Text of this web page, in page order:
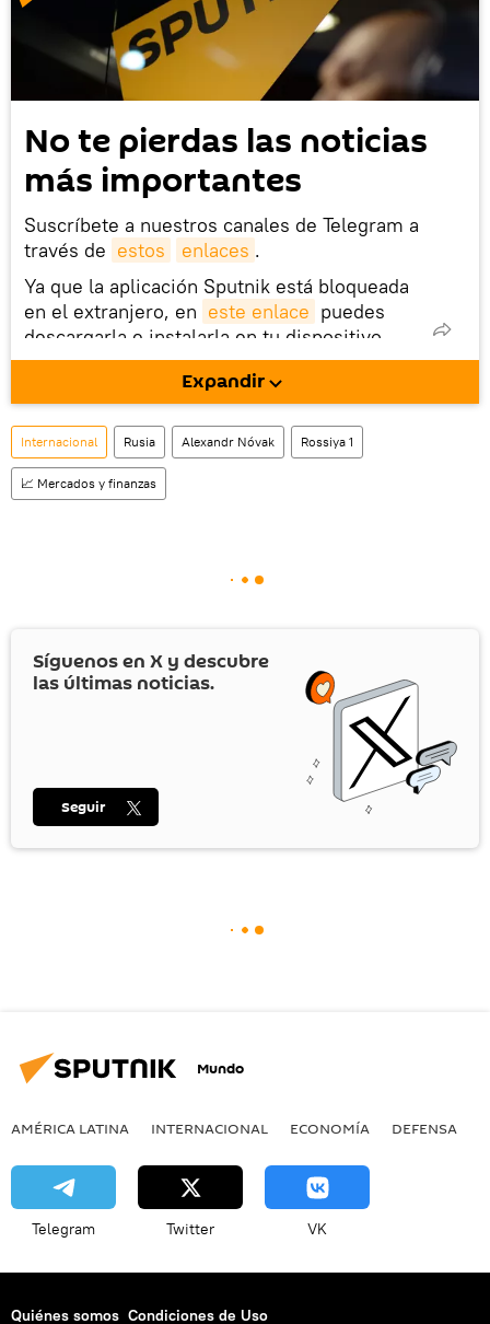
No te pierdas las noticias
más importantes
Suscríbete a nuestros canales de Telegram a
través de estos enlaces .
Ya que la aplicación Sputnik está bloqueada
en el extranjero, en este enlace puedes
descargarla e instalarla en tu dispositivo
móvil (¡solo para Android!).
También tenemos una cuenta en la red
social rusa VK .
Expandir
Internacional Rusia Alexandr Nóvak Rossiya 1
📈 Mercados y finanzas
Síguenos en X y descubre
las últimas noticias.
Seguir
Mundo
AMÉRICA LATINA INTERNACIONAL ECONOMÍA DEFENSA
Telegram Twitter VK
Quiénes somos Condiciones de Uso